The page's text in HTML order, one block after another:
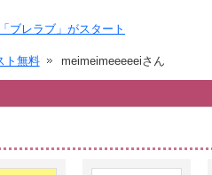
ブレラブ」がスタート
ト無料 meimeimeeeeeiさん